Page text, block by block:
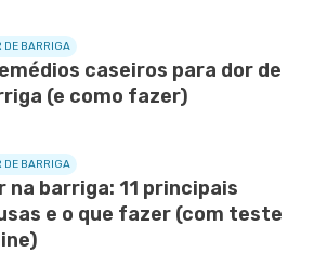
DE BARRIGA
caseiros para dor de
(e como fazer)
DE BARRIGA
na barriga: 11 principais
e o que fazer (com teste